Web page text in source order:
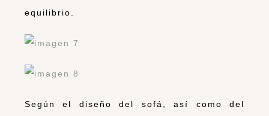
equilibrio.
Según el diseño del sofá, así como del